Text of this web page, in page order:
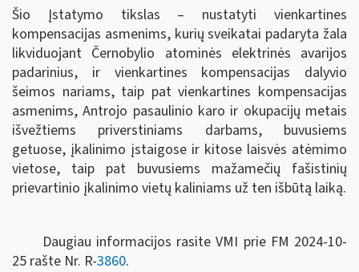
Šio Įstatymo tikslas – nustatyti vienkartines
kompensacijas asmenims, kurių sveikatai padaryta žala
likviduojant Černobylio atominės elektrinės avarijos
padarinius, ir vienkartines kompensacijas dalyvio
šeimos nariams, taip pat vienkartines kompensacijas
asmenims, Antrojo pasaulinio karo ir okupacijų metais
išvežtiems priverstiniams darbams, buvusiems
getuose, įkalinimo įstaigose ir kitose laisvės atėmimo
vietose, taip pat buvusiems mažamečių fašistinių
prievartinio įkalinimo vietų kaliniams už ten išbūtą laiką.
Daugiau informacijos rasite VMI prie FM 2024-10-
25 rašte Nr. R-3860.